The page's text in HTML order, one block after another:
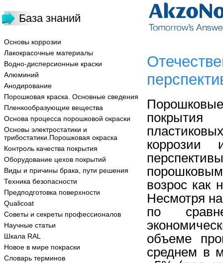
База знаний
Основы коррозии
Лакокрасочные материалы
Водно-дисперсионные краски
Алюминий
Анодирование
Порошковая краска. Основные сведения
Пленкообразующие вещества
Основа процесса порошковой окраски
Основы электростатики и
трибостатики.Порошковая окраска
Контроль качества покрытия
Оборудование цехов покрытий
Виды и причины брака, пути решения
Техника безопасности
Предподготовка поверхности
Qualicoat
Советы и секреты профессионалов
Научные статьи
Шкала RAL
Новое в мире покраски
Словарь терминов
коррозии
возрос как
Несмотря
по
объеме
среднем в